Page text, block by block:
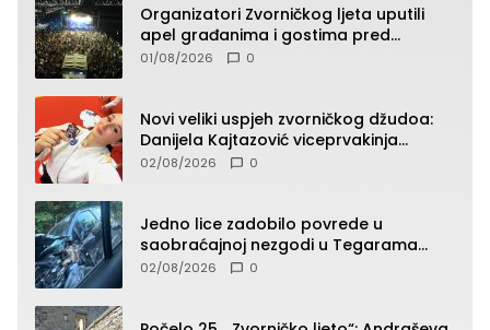
Organizatori Zvorničkog ljeta uputili
apel građanima i gostima pred
početak koncertnog programa
01/08/2026 0
Novi veliki uspjeh zvorničkog džudoa:
Danijela Kajtazović viceprvakinja
Balkana u seniorskoj konkurenciji
02/08/2026 0
Jedno lice zadobilo povrede u
saobraćajnoj nezgodi u Tegarama
(FOTO)
02/08/2026 0